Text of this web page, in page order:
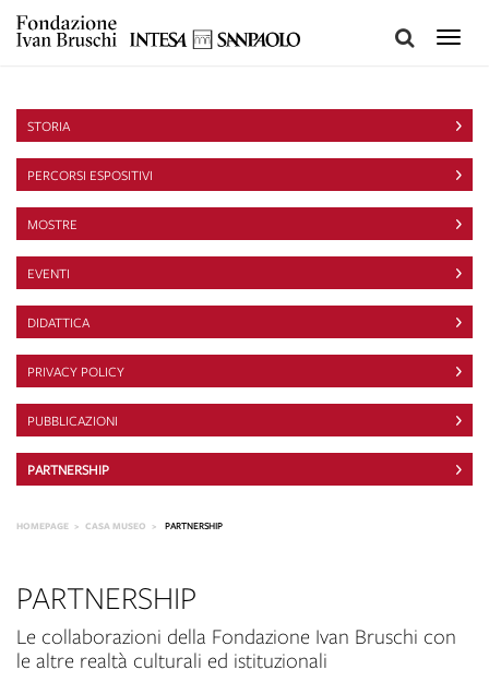
Toggle
STORIA
PERCORSI ESPOSITIVI
MOSTRE
EVENTI
DIDATTICA
PRIVACY POLICY
PUBBLICAZIONI
PARTNERSHIP
HOMEPAGE CASA MUSEO PARTNERSHIP
PARTNERSHIP
Le collaborazioni della Fondazione Ivan Bruschi con
le altre realtà culturali ed istituzionali